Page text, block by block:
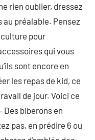
rien oublier, dressez
préalable. Pensez
pour
qui vous
sont encore en
les repas de kid, ce
de jour. Voici ce
Des biberons en
pas, en prédire 6 ou